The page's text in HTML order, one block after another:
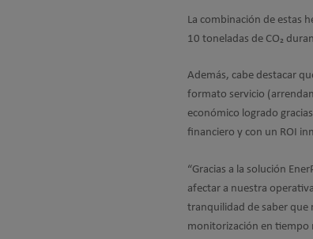
La combinación de estas
10 toneladas de CO₂
Además, cabe destacar
formato servicio
económico logrado
financiero y con un ROI
“Gracias a la solución
afectar a nuestra
tranquilidad de saber que
monitorización en tiempo